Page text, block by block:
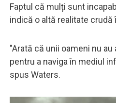
Faptul că mulți sunt
indică o altă realitate
"Arată că unii oameni nu
pentru a naviga în mediul
spus Waters.